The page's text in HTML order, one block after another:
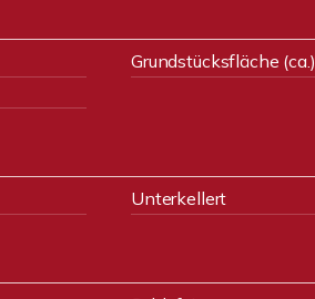
Grundstücksfläche (ca.)
Unterkellert